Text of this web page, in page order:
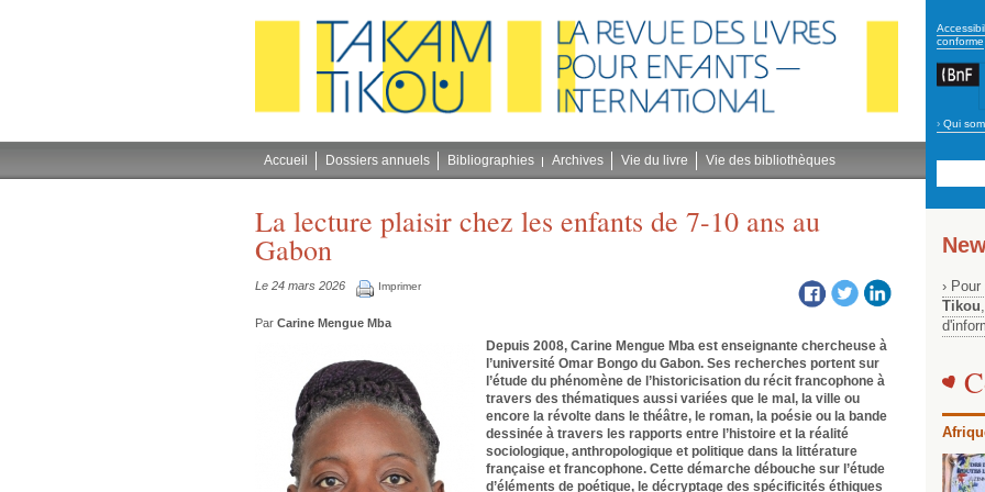
conforme
› Qui
Accueil Dossiers annuels Bibliographies Archives Vie du livre Vie des bibliothèques
La lecture plaisir chez les enfants de 7-10 ans au
Gabon
Le 24 mars 2026 Imprimer
Par Carine Mengue Mba
Depuis 2008, Carine Mengue Mba est enseignante chercheuse à
l’université Omar Bongo du Gabon. Ses recherches portent sur
l’étude du phénomène de l’historicisation du récit francophone à
travers des thématiques aussi variées que le mal, la ville ou
encore la révolte dans le théâtre, le roman, la poésie ou la bande
dessinée à travers les rapports entre l’histoire et la réalité
sociologique, anthropologique et politique dans la littérature
française et francophone. Cette démarche débouche sur l’étude
d’éléments de poétique, le décryptage des spécificités éthiques
›
Tikou